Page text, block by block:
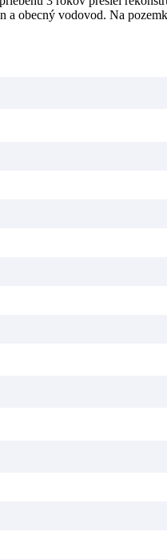
obecný vodovod. Na